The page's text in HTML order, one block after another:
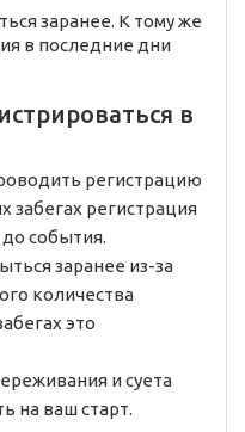
заранее. К тому же
в последние дни
в
регистрацию
забегах регистрация
до события.
заранее из-за
количества
это
и суета
на ваш старт.